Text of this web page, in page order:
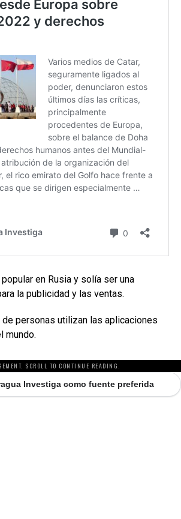
en Rusia y solía ser una
la publicidad y las ventas.
personas utilizan las aplicaciones
mundo.
SCROLL TO CONTINUE READING.
Investiga como fuente preferida